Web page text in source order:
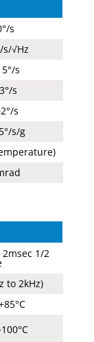
s
s/√Hz
s
s
s
s/g
2msec 1/2
to 2kHz)